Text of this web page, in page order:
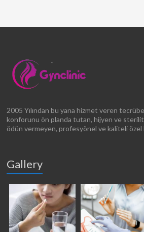
2005 Yılından bu yana hizmet veren
konforunu ön planda tutan, hijyen ve
ödün vermeyen, profesyönel ve kaliteli özel
Gallery